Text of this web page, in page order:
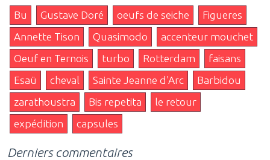
Bu Gustave Doré oeufs de seiche
Figueres
Annette Tison
Quasimodo
accenteur mouchet
Oeuf en Ternois
turbo Rotterdam
faisans
Esaü
cheval Sainte Jeanne d'Arc
Barbidou
zarathoustra
Bis repetita
le retour
expédition
capsules
Derniers commentaires